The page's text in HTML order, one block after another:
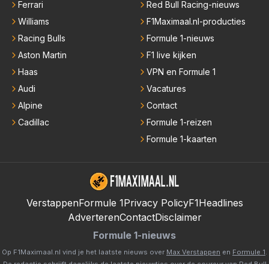
Ferrari
Williams
Racing Bulls
Aston Martin
Haas
Audi
Alpine
Cadillac
Red Bull Racing-nieuws
F1Maximaal.nl-producties
Formule 1-nieuws
F1 live kijken
VPN en Formule 1
Vacatures
Contact
Formule 1-reizen
Formule 1-kaarten
VerstappenFormule 1Privacy PolicyF1Headlines
AdverterenContactDisclaimer
Formule 1-nieuws
Op F1Maximaal.nl vind je het laatste nieuws over Max Verstappen en Formule 1